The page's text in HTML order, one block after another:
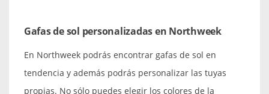
Gafas de sol personalizadas en Northweek
En Northweek podrás encontrar gafas de sol en
tendencia y además podrás personalizar las tuyas
propias. No sólo puedes elegir los colores de la